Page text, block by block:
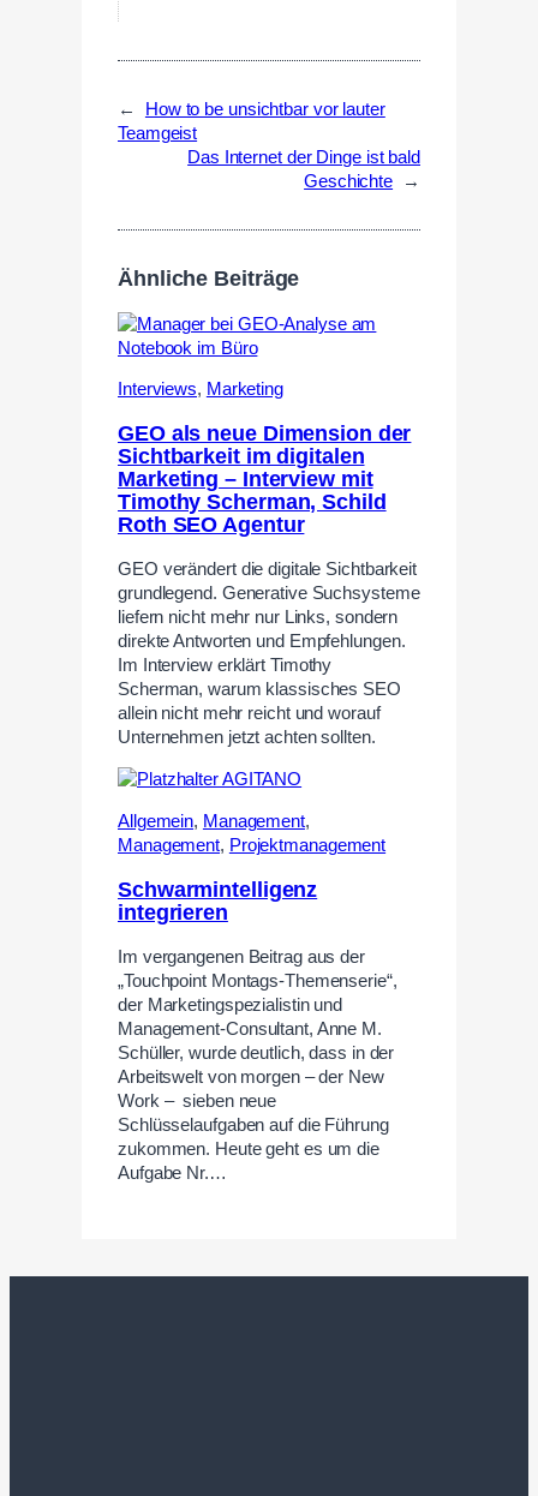
←
How to be unsichtbar vor lauter
Teamgeist
Das Internet der Dinge ist bald
Geschichte
→
Ähnliche Beiträge
Interviews, Marketing
GEO als neue Dimension der
Sichtbarkeit im digitalen
Marketing – Interview mit
Timothy Scherman, Schild
Roth SEO Agentur
GEO verändert die digitale Sichtbarkeit
grundlegend. Generative Suchsysteme
liefern nicht mehr nur Links, sondern
direkte Antworten und Empfehlungen.
Im Interview erklärt Timothy
Scherman, warum klassisches SEO
allein nicht mehr reicht und worauf
Unternehmen jetzt achten sollten.
Allgemein, Management,
Management, Projektmanagement
Schwarmintelligenz
integrieren
Im vergangenen Beitrag aus der
„Touchpoint Montags-Themenserie“,
der Marketingspezialistin und
Management-Consultant, Anne M.
Schüller, wurde deutlich, dass in der
Arbeitswelt von morgen – der New
Work – sieben neue
Schlüsselaufgaben auf die Führung
zukommen. Heute geht es um die
Aufgabe Nr.…